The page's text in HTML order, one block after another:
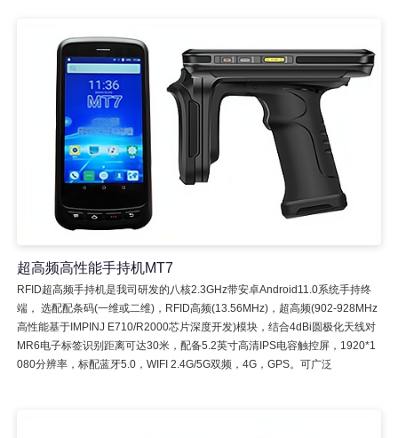
超高频高性能手持机MT7
RFID超高频手持机是我司研发的八核2.3GHz带安卓Android11.0系统手持终
端， 选配配条码(一维或二维)，RFID高频(13.56MHz)，超高频(902-928MHz
高性能基于IMPINJ E710/R2000芯片深度开发)模块，结合4dBi圆极化天线对
MR6电子标签识别距离可达30米，配备5.2英寸高清IPS电容触控屏，1920*1
080分辨率，标配蓝牙5.0，WIFI 2.4G/5G双频，4G，GPS。可广泛